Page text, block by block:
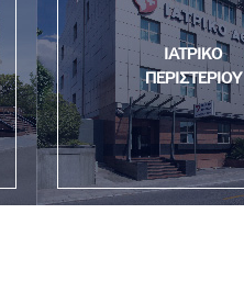
ΙΑΤΡΙΚΟ
ΠΕΡΙΣΤΕΡΙΟΥ